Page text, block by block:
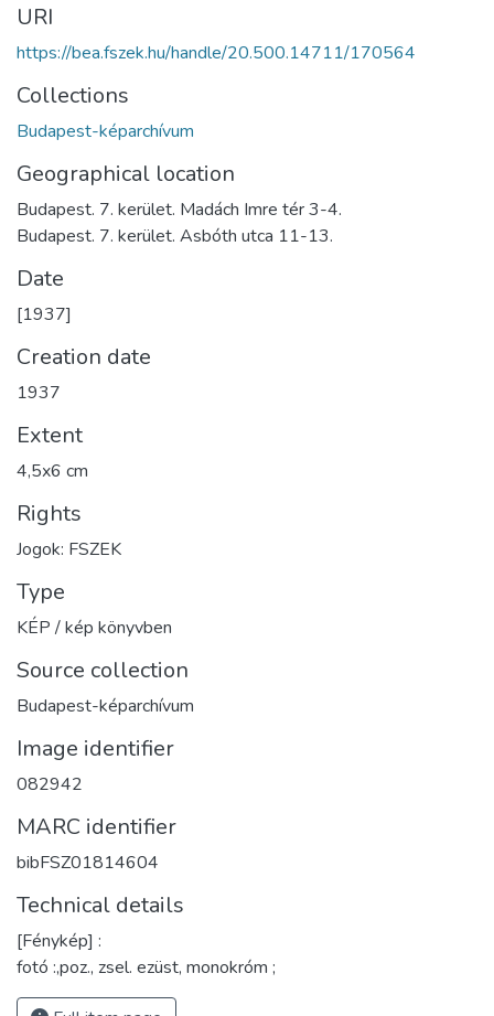
URI
https://bea.fszek.hu/handle/20.500.14711/170564
Collections
Budapest-képarchívum
Geographical location
Budapest. 7. kerület. Madách Imre tér 3-4.
Budapest. 7. kerület. Asbóth utca 11-13.
Date
[1937]
Creation date
1937
Extent
4,5x6 cm
Rights
Jogok: FSZEK
Type
KÉP / kép könyvben
Source collection
Budapest-képarchívum
Image identifier
082942
MARC identifier
bibFSZ01814604
Technical details
[Fénykép] :
fotó :,poz., zsel. ezüst, monokróm ;